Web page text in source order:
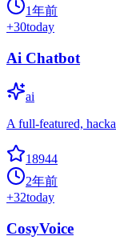
1年前
+30today
Ai Chatbot
ai
A full-featured,
18944
2年前
+32today
CosyVoice